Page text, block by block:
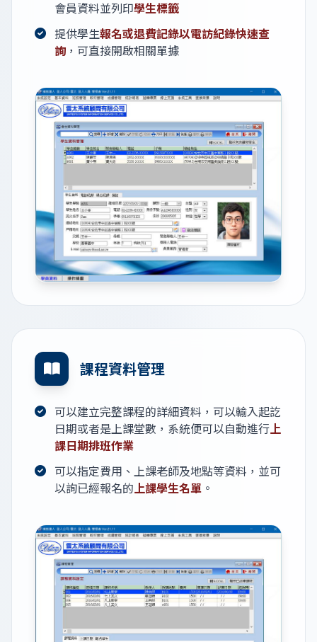
會員資料並列印學生標籤
提供學生報名或退費記錄以電訪紀錄快速查
詢 ，可直接開啟相關單據
課程資料管理
可以建立完整課程的詳細資料，可以輸入起訖
日期或者是上課堂數，系統便可以自動進行 上
課日期排班作業
可以指定費用、上課老師及地點等資料，並可
以詢已經報名的 上課學生名單 。